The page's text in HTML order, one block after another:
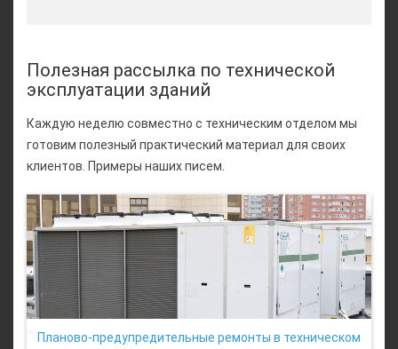
Полезная рассылка по технической
эксплуатации зданий
Каждую неделю совместно с техническим отделом мы
готовим полезный практический материал для своих
клиентов. Примеры наших писем.
Планово-предупредительные ремонты в техническом